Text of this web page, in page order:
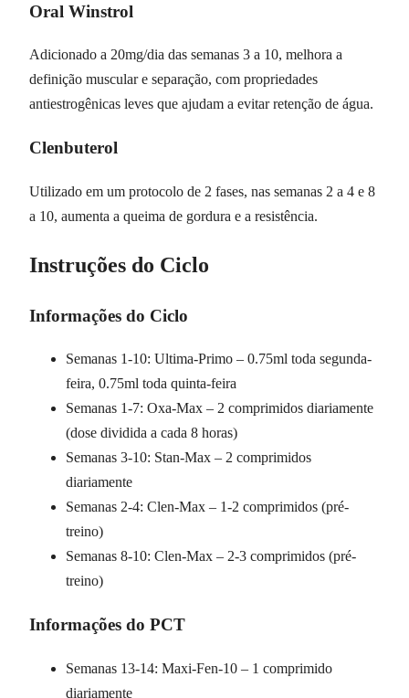
Oral Winstrol
Adicionado a 20mg/dia das semanas 3 a 10, melhora a
definição muscular e separação, com propriedades
antiestrogênicas leves que ajudam a evitar retenção de água.
Clenbuterol
Utilizado em um protocolo de 2 fases, nas semanas 2 a 4 e 8
a 10, aumenta a queima de gordura e a resistência.
Instruções do Ciclo
Informações do Ciclo
Semanas 1-10: Ultima-Primo – 0.75ml toda segunda-
feira, 0.75ml toda quinta-feira
Semanas 1-7: Oxa-Max – 2 comprimidos diariamente
(dose dividida a cada 8 horas)
Semanas 3-10: Stan-Max – 2 comprimidos
diariamente
Semanas 2-4: Clen-Max – 1-2 comprimidos (pré-
treino)
Semanas 8-10: Clen-Max – 2-3 comprimidos (pré-
treino)
Informações do PCT
Semanas 13-14: Maxi-Fen-10 – 1 comprimido
diariamente